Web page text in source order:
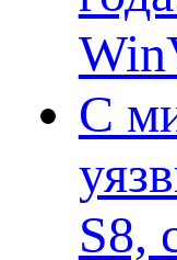
С
S8,